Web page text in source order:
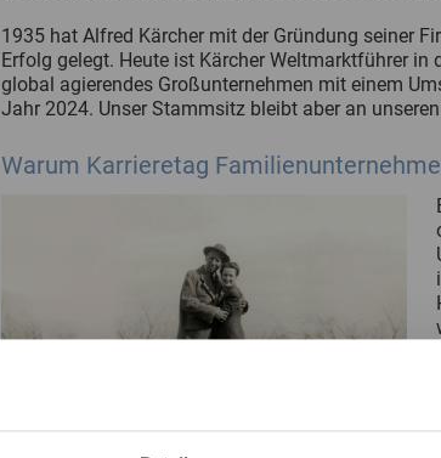
1935 hat Alfred Kärcher mit der Gründung seiner
Erfolg gelegt. Heute ist Kärcher Weltmarktführer in
global agierendes Großunternehmen mit einem
Jahr 2024. Unser Stammsitz bleibt aber an
Warum Karrieretag